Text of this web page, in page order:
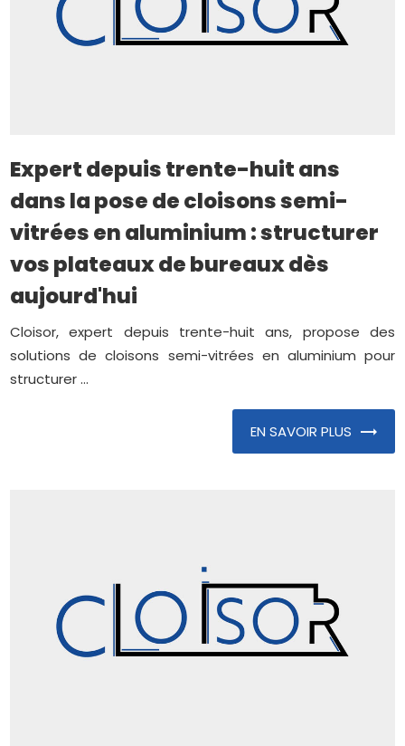
Expert depuis trente-huit ans
dans la pose de cloisons semi-
vitrées en aluminium : structurer
vos plateaux de bureaux dès
aujourd'hui
Cloisor, expert depuis trente-huit ans, propose des
solutions de cloisons semi-vitrées en aluminium pour
structurer ...
EN SAVOIR PLUS